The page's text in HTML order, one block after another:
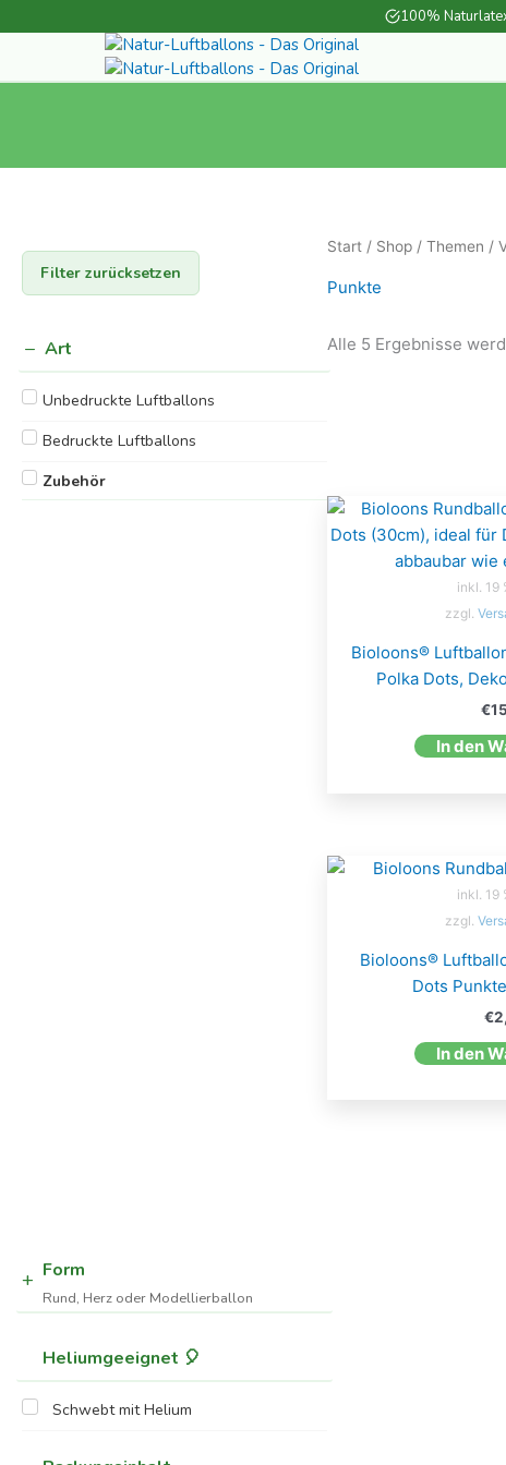
Inhalt
100%
Filter zurücksetzen
Art
Unbedruckte Luftballons
Bedruckte Luftballons
Zubehör
Form
Rund, Herz oder Modellierballon
Heliumgeeignet 🎈
Schwebt mit Helium
Start / Shop / Themen /
Punkte
Alle 5 Ergebnisse
inkl. 19
zzgl.
Bioloons®
Polka Dots,
€
In den
inkl. 19
zzgl.
Bioloons®
Dots
€
In den